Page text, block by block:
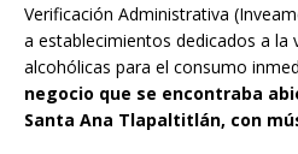
Verificación Administrativa
a establecimientos dedicados a la
alcohólicas para el consumo
negocio que se encontraba
Santa Ana Tlapaltitlán, con